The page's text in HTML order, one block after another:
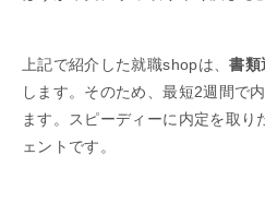
上記で紹介した就職shopは、書類
します。そのため、最短2週間で
ます。スピーディーに内定を取り
ェントです。